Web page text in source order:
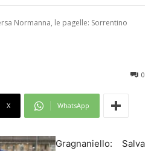
Normanna, le pagelle: Sorrentino
0
X WhatsApp
Gragnaniello: Salva